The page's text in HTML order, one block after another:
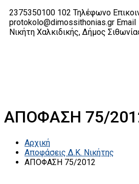
2375350100 102 Τηλέφωνο
protokolo@dimossithonias.gr Email
Νικήτη Χαλκιδικής, Δήμος
ΑΠΟΦΑΣΗ 75/
Αρχική
Αποφάσεις Δ.Κ. Νικήτης
ΑΠΟΦΑΣΗ 75/2012